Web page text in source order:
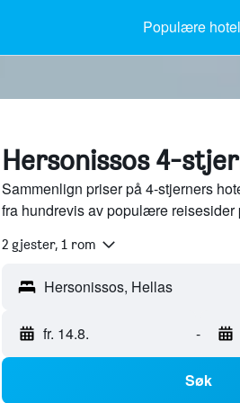
Populære
Hersonissos 4-
Sammenlign priser på 4-stjerners
fra hundrevis av populære reisesider
2 gjester, 1 rom
fr. 14.8. -
Søk